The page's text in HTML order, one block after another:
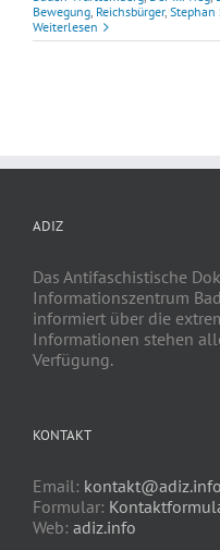
Bewegung, Reichsbürger, Stephan
Weiterlesen
ADIZ
Das Antifaschistische
Informationszentrum
informiert über die
Informationen stehen
Verfügung.
KONTAKT
Email: kontakt@adiz.info
Formular:
Web: adiz.info